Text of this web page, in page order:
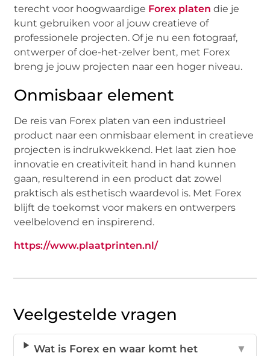
terecht voor hoogwaardige Forex platen die je
kunt gebruiken voor al jouw creatieve of
professionele projecten. Of je nu een fotograaf,
ontwerper of doe-het-zelver bent, met Forex
breng je jouw projecten naar een hoger niveau.
Onmisbaar element
De reis van Forex platen van een industrieel
product naar een onmisbaar element in creatieve
projecten is indrukwekkend. Het laat zien hoe
innovatie en creativiteit hand in hand kunnen
gaan, resulterend in een product dat zowel
praktisch als esthetisch waardevol is. Met Forex
blijft de toekomst voor makers en ontwerpers
veelbelovend en inspirerend.
https://www.plaatprinten.nl/
Veelgestelde vragen
Wat is Forex en waar komt het
▼